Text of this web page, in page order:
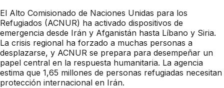
El Alto Comisionado de Naciones Unidas para los
Refugiados (ACNUR) ha activado dispositivos de
emergencia desde Irán y Afganistán hasta Líbano y Siria.
La crisis regional ha forzado a muchas personas a
desplazarse, y ACNUR se prepara para desempeñar un
papel central en la respuesta humanitaria. La agencia
estima que 1,65 millones de personas refugiadas necesitan
protección internacional en Irán.